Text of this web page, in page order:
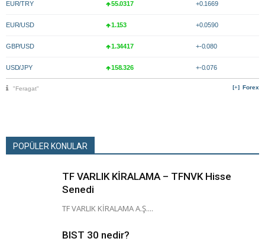
EUR/TRY 55.0317 +0.1669
EUR/USD 1.153 +0.0590
GBP/USD 1.34417 +-0.080
USD/JPY 158.326 +-0.076
Forex
"Feragat"
POPÜLER KONULAR
TF VARLIK KİRALAMA – TFNVK Hisse
Senedi
TF VARLIK KİRALAMA A.Ş....
BIST 30 nedir?